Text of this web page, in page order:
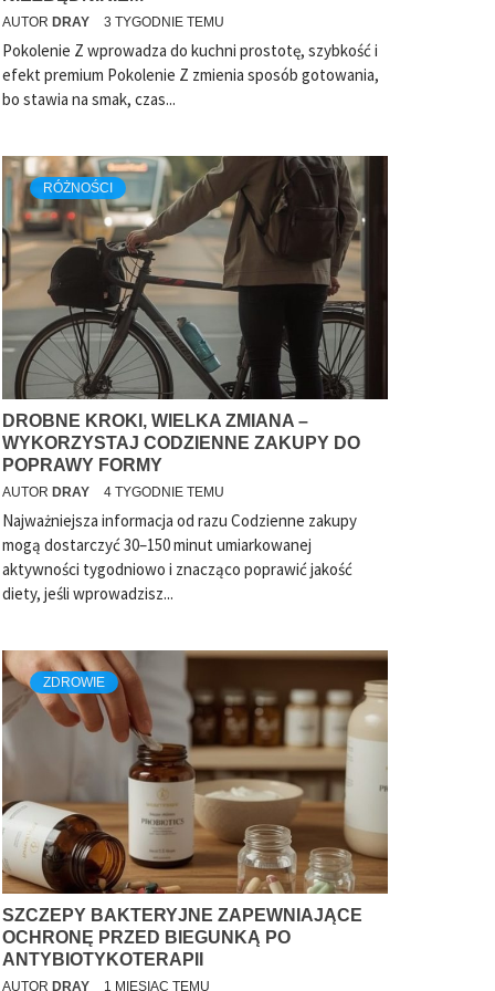
AUTOR DRAY 3 TYGODNIE TEMU
Pokolenie Z wprowadza do kuchni prostotę, szybkość i
efekt premium Pokolenie Z zmienia sposób gotowania,
bo stawia na smak, czas...
RÓŻNOŚCI
DROBNE KROKI, WIELKA ZMIANA –
WYKORZYSTAJ CODZIENNE ZAKUPY DO
POPRAWY FORMY
AUTOR DRAY 4 TYGODNIE TEMU
Najważniejsza informacja od razu Codzienne zakupy
mogą dostarczyć 30–150 minut umiarkowanej
aktywności tygodniowo i znacząco poprawić jakość
diety, jeśli wprowadzisz...
ZDROWIE
SZCZEPY BAKTERYJNE ZAPEWNIAJĄCE
OCHRONĘ PRZED BIEGUNKĄ PO
ANTYBIOTYKOTERAPII
AUTOR DRAY 1 MIESIĄC TEMU